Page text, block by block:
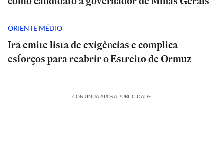
ORIENTE MÉDIO
Irã emite lista de exigências e complica
esforços para reabrir o Estreito de Ormuz
CONTINUA APÓS A PUBLICIDADE